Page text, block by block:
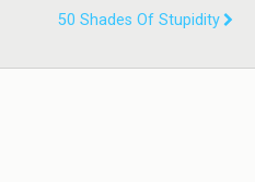
50 Shades Of Stupidity